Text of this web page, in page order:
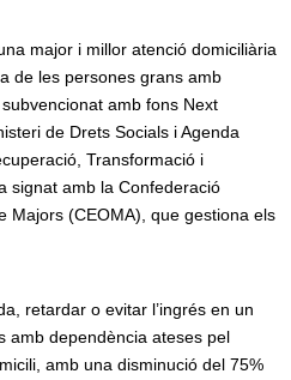
major i millor atenció domiciliària
de les persones grans amb
amb fons Next
de Drets Socials i Agenda
Transformació i
signat amb la Confederació
Majors (CEOMA), que gestiona els
retardar o evitar l’ingrés en un
amb dependència ateses pel
amb una disminució del 75%